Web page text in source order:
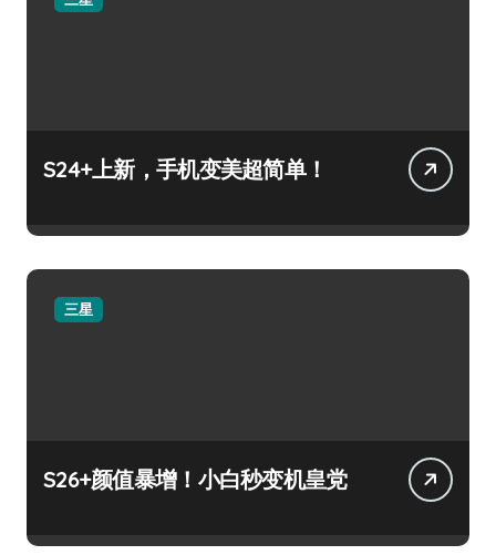
S24+上新，手机变美超简单！
三星
S26+颜值暴增！小白秒变机皇党